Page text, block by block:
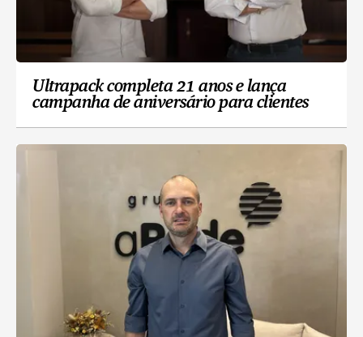
Ultrapack completa 21 anos e lança
campanha de aniversário para clientes